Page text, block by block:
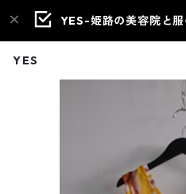
YES-姫路の美容院と服
YES